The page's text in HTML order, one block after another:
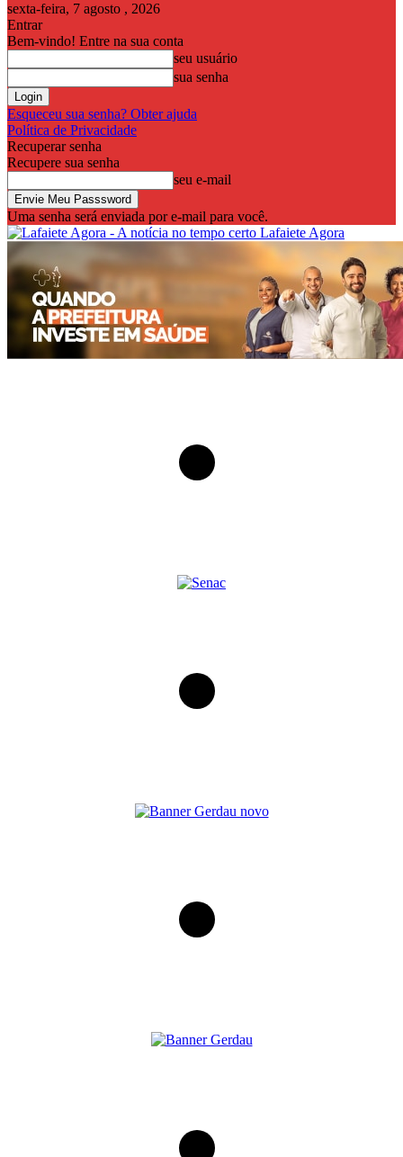
sexta-feira, 7 agosto , 2026
Entrar
Bem-vindo! Entre na sua conta
seu usuário
sua senha
Esqueceu sua senha? Obter ajuda
Política de Privacidade
Recuperar senha
Recupere sua senha
seu e-mail
Uma senha será enviada por e-mail para você.
Lafaiete Agora